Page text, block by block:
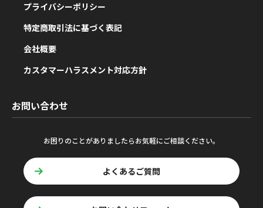
プライバシーポリシー
特定商取引法に基づく表記
会社概要
カスタマーハラスメント対応方針
お問い合わせ
お困りのことがありましたらお気軽にご相談ください。
よくあるご質問